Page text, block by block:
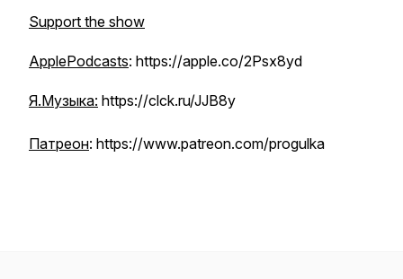
Support the show
ApplePodcasts: https://apple.co/2Psx8yd
Я.Музыка: https://clck.ru/JJB8y
Патреон: https://www.patreon.com/progulka